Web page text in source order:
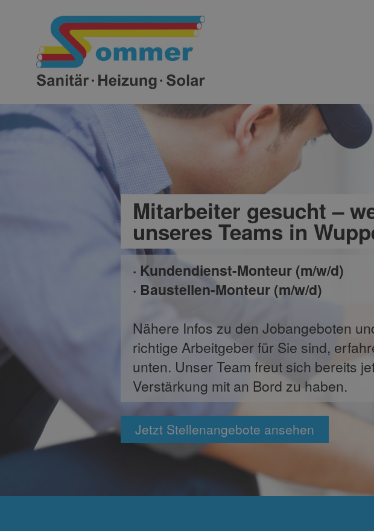
Mitarbeiter gesucht –
unseres Teams in
· Kundendienst-Monteur (m/w/d)​
· Baustellen-Monteur (m/w/d)​
Nähere Infos zu den Jobangeboten
richtige Arbeitgeber für Sie sind,
unten. Unser Team freut sich bereits
Verstärkung mit an Bord zu haben.
Jetzt Stellenangebote ansehen